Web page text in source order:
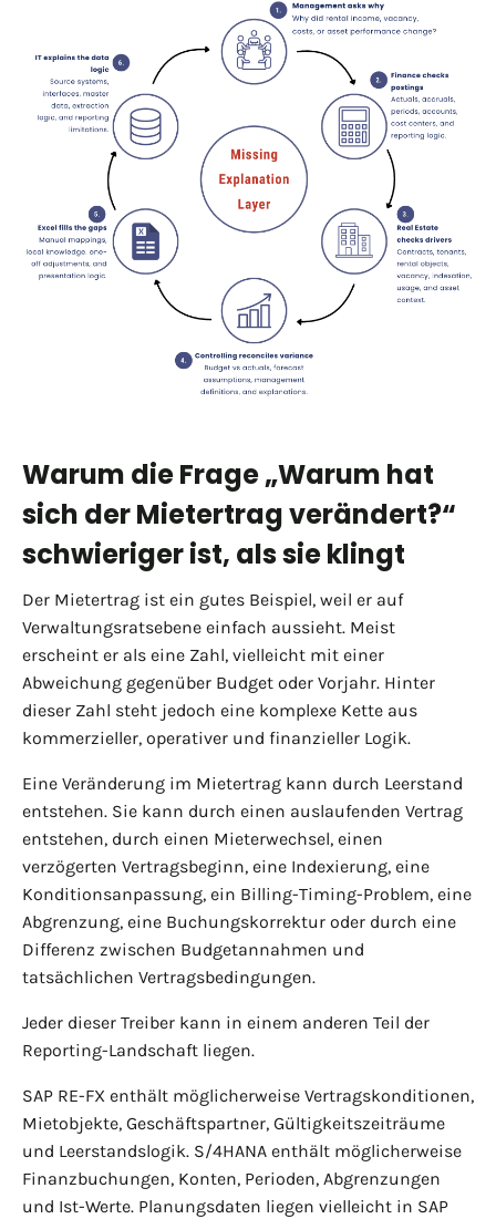
Warum die Frage „Warum hat
sich der Mietertrag verändert?“
schwieriger ist, als sie klingt
Der Mietertrag ist ein gutes Beispiel, weil er auf
Verwaltungsratsebene einfach aussieht. Meist
erscheint er als eine Zahl, vielleicht mit einer
Abweichung gegenüber Budget oder Vorjahr. Hinter
dieser Zahl steht jedoch eine komplexe Kette aus
kommerzieller, operativer und finanzieller Logik.
Eine Veränderung im Mietertrag kann durch Leerstand
entstehen. Sie kann durch einen auslaufenden Vertrag
entstehen, durch einen Mieterwechsel, einen
verzögerten Vertragsbeginn, eine Indexierung, eine
Konditionsanpassung, ein Billing-Timing-Problem, eine
Abgrenzung, eine Buchungskorrektur oder durch eine
Differenz zwischen Budgetannahmen und
tatsächlichen Vertragsbedingungen.
Jeder dieser Treiber kann in einem anderen Teil der
Reporting-Landschaft liegen.
SAP RE-FX enthält möglicherweise Vertragskonditionen,
Mietobjekte, Geschäftspartner, Gültigkeitszeiträume
und Leerstandslogik. S/4HANA enthält möglicherweise
Finanzbuchungen, Konten, Perioden, Abgrenzungen
und Ist-Werte. Planungsdaten liegen vielleicht in SAP